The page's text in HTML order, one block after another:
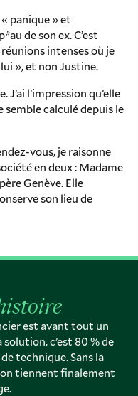
« panique » et
de son ex. C’est
intenses où je
», et non Justine.
l’impression qu’elle
calculé depuis le
vous, je raisonne
en deux : Madame
Genève. Elle
son lieu de
est avant tout un
c’est 80 % de
technique. Sans la
tiennent finalement